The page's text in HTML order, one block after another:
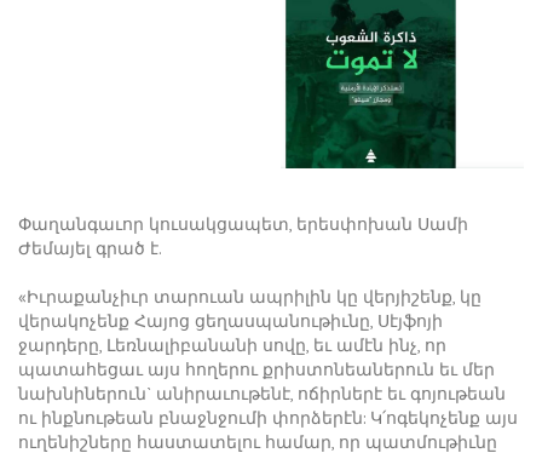
Փաղանգաւոր կուսակցապետ, երեսփոխան Սամի
Ժեմայել գրած է.
«Իւրաքանչիւր տարուան ապրիլին կը վերյիշենք, կը
վերակոչենք Հայոց ցեղասպանութիւնը, Սէյֆոյի
ջարդերը, Լեռնալիբանանի սովը, եւ ամէն ինչ, որ
պատահեցաւ այս հողերու քրիստոնեաներուն եւ մեր
նախնիներուն` անիրաւութենէ, ոճիրներէ եւ գոյութեան
ու ինքնութեան բնաջնջումի փորձերէն: Կ՛ոգեկոչենք այս
ուղենիշները հաստատելու համար, որ պատմութիւնը